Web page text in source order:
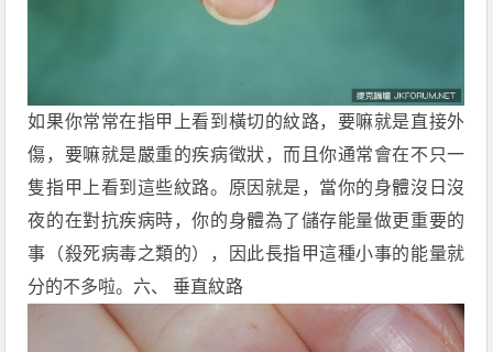
如果你常常在指甲上看到橫切的紋路，要嘛就是直接外
傷，要嘛就是嚴重的疾病徵狀，而且你通常會在不只一
隻指甲上看到這些紋路。原因就是，當你的身體沒日沒
夜的在對抗疾病時，你的身體為了儲存能量做更重要的
事（殺死病毒之類的），因此長指甲這種小事的能量就
分的不多啦。六、 垂直紋路